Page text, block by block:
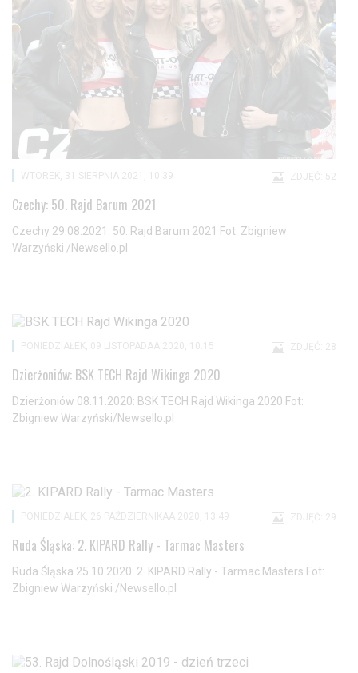
ZDJĘĆ: 52
WTOREK, 31 SIERPNIA 2021, 10:39
Czechy: 50. Rajd Barum 2021
Czechy 29.08.2021: 50. Rajd Barum 2021 Fot: Zbigniew
Warzyński /Newsello.pl
ZDJĘĆ: 28
PONIEDZIAŁEK, 09 LISTOPADAA 2020, 10:15
Dzierżoniów: BSK TECH Rajd Wikinga 2020
Dzierżoniów 08.11.2020: BSK TECH Rajd Wikinga 2020 Fot:
Zbigniew Warzyński/Newsello.pl
ZDJĘĆ: 29
PONIEDZIAŁEK, 26 PAŹDZIERNIKAA 2020, 13:49
Ruda Śląska: 2. KIPARD Rally - Tarmac Masters
Ruda Śląska 25.10.2020: 2. KIPARD Rally - Tarmac Masters Fot:
Zbigniew Warzyński /Newsello.pl